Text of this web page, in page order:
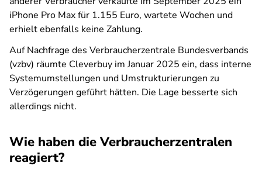
iPhone Pro Max für 1.155 Euro, wartete Wochen und
erhielt ebenfalls keine Zahlung.
Auf Nachfrage des Verbraucherzentrale Bundesverbands
(vzbv) räumte Cleverbuy im Januar 2025 ein, dass interne
Systemumstellungen und Umstrukturierungen zu
Verzögerungen geführt hätten. Die Lage besserte sich
allerdings nicht.
Wie haben die Verbraucherzentralen
reagiert?